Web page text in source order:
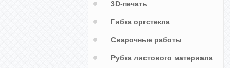
3D-печать
Гибка оргстекла
Сварочные работы
Рубка листового материала